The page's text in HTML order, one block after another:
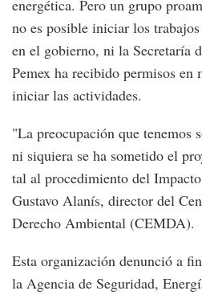
energética. Pero un grupo
no es posible iniciar los
en el gobierno, ni la Secretaría
Pemex ha recibido permisos en
iniciar las actividades.
"La preocupación que tenemos
ni siquiera se ha sometido el
tal al procedimiento del
Gustavo Alanís, director del
Derecho Ambiental (CEMDA).
Esta organización denunció a
la Agencia de Seguridad,